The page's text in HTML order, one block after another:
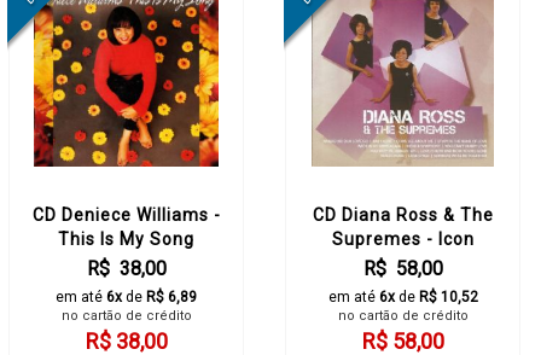
CD Deniece Williams -
This Is My Song
R$ 38,00
em até 6xde R$ 6,89
no cartão de crédito
R$ 38,00
CD Diana Ross & The
Supremes - Icon
R$ 58,00
em até 6xde R$ 10,52
no cartão de crédito
R$ 58,00